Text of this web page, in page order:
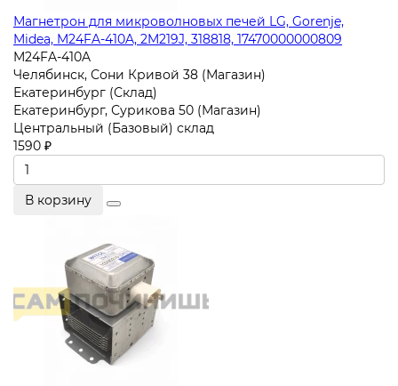
Магнетрон для микроволновых печей LG, Gorenje,
Midea, M24FA-410A, 2M219J, 318818, 17470000000809
M24FA-410A
Челябинск, Сони Кривой 38 (Магазин)
Екатеринбург (Склад)
Екатеринбург, Сурикова 50 (Магазин)
Центральный (Базовый) склад
1590 ₽
В корзину